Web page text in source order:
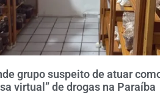
grupo suspeito de atuar
virtual” de drogas na Paraíba